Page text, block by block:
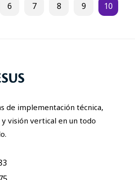
6 7 8 9 10
de implementación técnica,
visión vertical en un todo